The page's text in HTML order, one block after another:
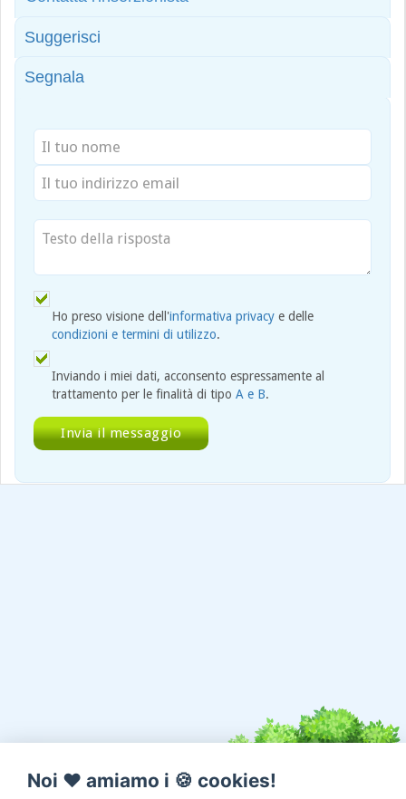
Suggerisci
Segnala
Ho preso visione dell'informativa privacy e delle
condizioni e termini di utilizzo.
Inviando i miei dati, acconsento espressamente al
trattamento per le finalità di tipo A e B.
Noi ♥️ amiamo i 🍪 cookies!